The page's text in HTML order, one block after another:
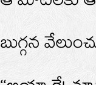
బుగ్గన